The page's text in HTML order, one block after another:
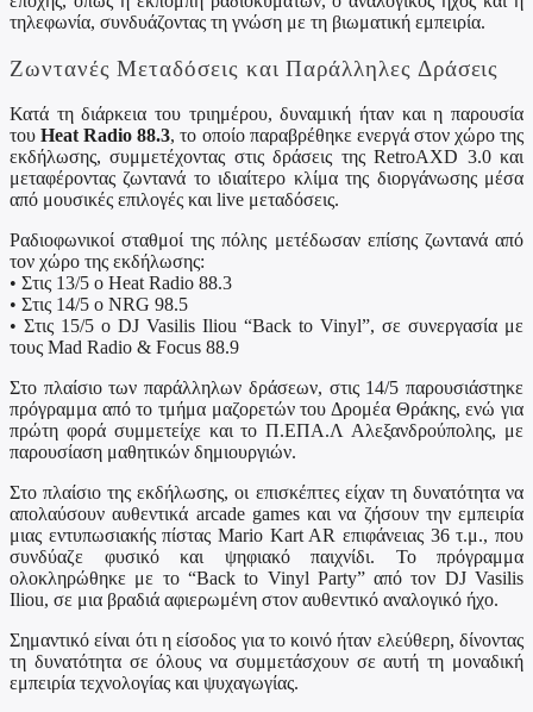
τηλεφωνία, συνδυάζοντας τη γνώση με τη βιωματική εμπειρία.
Ζωντανές Μεταδόσεις και Παράλληλες Δράσεις
Κατά τη διάρκεια του τριημέρου, δυναμική ήταν και η παρουσία
τουHeat Radio 88.3, το οποίο παραβρέθηκε ενεργά στον χώρο της
εκδήλωσης, συμμετέχοντας στις δράσεις της RetroAXD 3.0 και
μεταφέροντας ζωντανά το ιδιαίτερο κλίμα της διοργάνωσης μέσα
από μουσικές επιλογές και live μεταδόσεις.
Ραδιοφωνικοί σταθμοί της πόλης μετέδωσαν επίσης ζωντανά από
τον χώρο της εκδήλωσης:
• Στις 13/5 ο Heat Radio 88.3
• Στις 14/5 ο NRG 98.5
• Στις 15/5 ο DJ Vasilis Iliou “Back to Vinyl”, σε συνεργασία με
τους Mad Radio & Focus 88.9
Στο πλαίσιο των παράλληλων δράσεων, στις 14/5 παρουσιάστηκε
πρόγραμμα από το τμήμα μαζορετών του Δρομέα Θράκης, ενώ για
πρώτη φορά συμμετείχε και το Π.ΕΠΑ.Λ Αλεξανδρούπολης, με
παρουσίαση μαθητικών δημιουργιών.
Στο πλαίσιο της εκδήλωσης, οι επισκέπτες είχαν τη δυνατότητα να
απολαύσουν αυθεντικά arcade games και να ζήσουν την εμπειρία
μιας εντυπωσιακής πίστας Mario Kart AR επιφάνειας 36 τ.μ., που
συνδύαζε φυσικό και ψηφιακό παιχνίδι. Το πρόγραμμα
ολοκληρώθηκε με το “Back to Vinyl Party” από τον DJ Vasilis
Iliou, σε μια βραδιά αφιερωμένη στον αυθεντικό αναλογικό ήχο.
Σημαντικό είναι ότι η είσοδος για το κοινό ήταν ελεύθερη, δίνοντας
τη δυνατότητα σε όλους να συμμετάσχουν σε αυτή τη μοναδική
εμπειρία τεχνολογίας και ψυχαγωγίας.